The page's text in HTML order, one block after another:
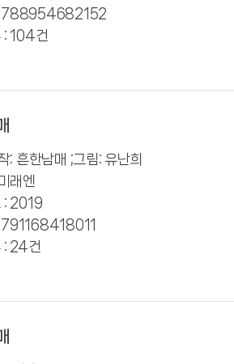
: 104건
: 흔한남매 ;그림: 유난희
래엔
: 2019
: 24건